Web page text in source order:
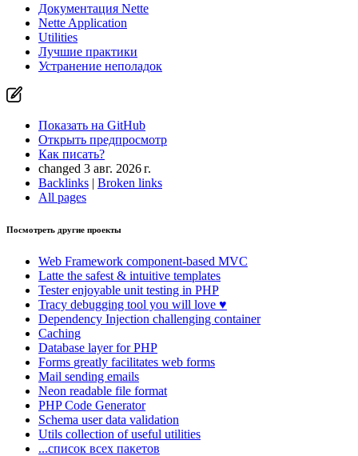
Документация Nette
Nette Application
Utilities
Лучшие практики
Устранение неполадок
Показать на GitHub
Открыть предпросмотр
Как писать?
changed 3 авг. 2026 г.
Backlinks | Broken links
All pages
Посмотреть другие проекты
Web Framework component-based MVC
Latte the safest & intuitive templates
Testerenjoyable unit testing in PHP
Tracy debugging tool you will love ♥
Dependency Injection challenging container
Caching
Database layer for PHP
Forms greatly facilitates web forms
Mail sending emails
Neon readable file format
PHP Code Generator
Schema user data validation
Utils collection of useful utilities
...список всех пакетов